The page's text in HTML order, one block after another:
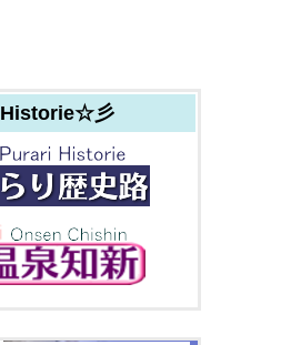
Historie☆彡